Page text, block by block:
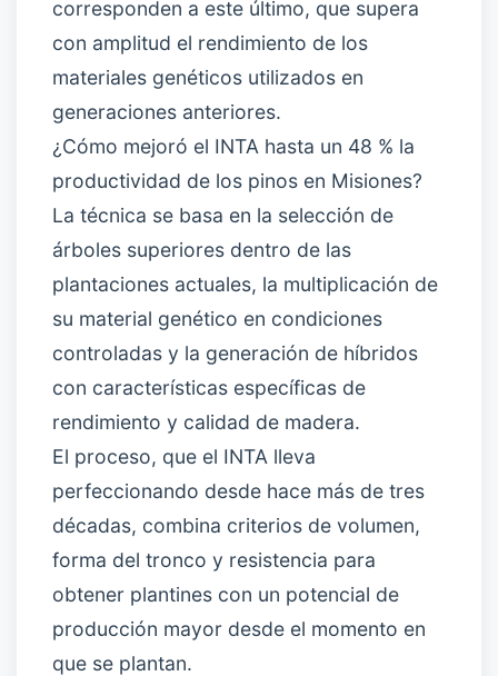
corresponden a este último, que supera
con amplitud el rendimiento de los
materiales genéticos utilizados en
generaciones anteriores.
¿Cómo mejoró el INTA hasta un 48 % la
productividad de los pinos en Misiones?
La técnica se basa en la selección de
árboles superiores dentro de las
plantaciones actuales, la multiplicación de
su material genético en condiciones
controladas y la generación de híbridos
con características específicas de
rendimiento y calidad de madera.
El proceso, que el INTA lleva
perfeccionando desde hace más de tres
décadas, combina criterios de volumen,
forma del tronco y resistencia para
obtener plantines con un potencial de
producción mayor desde el momento en
que se plantan.